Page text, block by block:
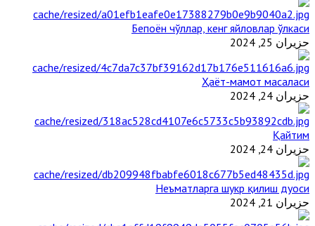
Бепоён чўллар, кенг яйловлар ўлкаси
حزيران 25, 2024
Ҳаёт-мамот масаласи
حزيران 24, 2024
Қайтим
حزيران 24, 2024
Неъматларга шукр қилиш дуоси
حزيران 21, 2024